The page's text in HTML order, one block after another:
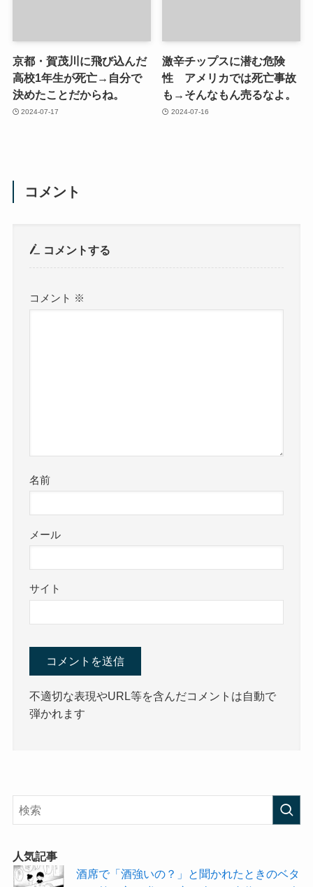
京都・賀茂川に飛び込んだ
高校1年生が死亡→自分で
決めたことだからね。
2024-07-17
激辛チップスに潜む危険
性 アメリカでは死亡事故
も→そんなもん売るなよ。
2024-07-16
コメント
コメントする
コメント ※
名前
メール
サイト
不適切な表現やURL等を含んだコメントは自動で
弾かれます
人気記事
酒席で「酒強いの？」と聞かれたときのベタ